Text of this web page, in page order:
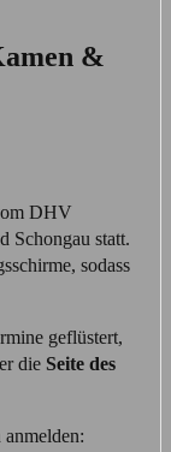
&
DHV
Schongau statt.
sodass
geflüstert,
die Seite des